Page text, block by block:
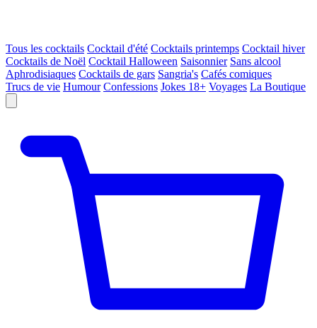
Tous les cocktails Cocktail d'été Cocktails printemps Cocktail hiver
Cocktails de Noël Cocktail Halloween Saisonnier Sans alcool
Aphrodisiaques Cocktails de gars Sangria's Cafés comiques
Trucs de vie Humour Confessions Jokes 18+ Voyages La Boutique